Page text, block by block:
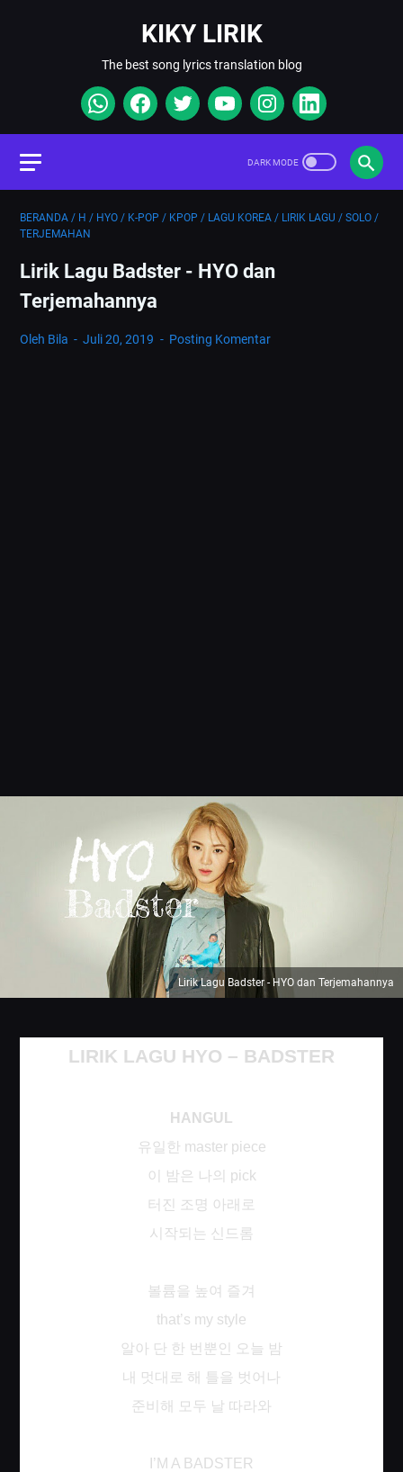
KIKY LIRIK
The best song lyrics translation blog
BERANDA / H / HYO / K-POP / KPOP / LAGU KOREA / LIRIK LAGU / SOLO /
TERJEMAHAN
Lirik Lagu Badster - HYO dan
Terjemahannya
Oleh Bila Juli 20, 2019 Posting Komentar
Lirik Lagu Badster - HYO dan Terjemahannya
LIRIK LAGU HYO – BADSTER
HANGUL
유일한 master piece
이
밤은 나의
pick
터진
조명 아래로
시작되는
신드롬
볼륨을 높여
즐겨
that’s my style
알아 단 한 번뿐인 오늘 밤
내 멋대로 해 틀을 벗어나
준비해
모두 날 따라와
I’M A BADSTER